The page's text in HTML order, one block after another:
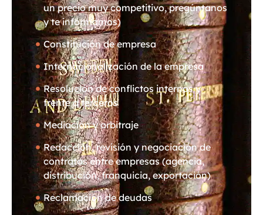
un precio muy competitivo, pregúntanos
y te informamos)
Constitución de empresa
Internacionalización de la empresa
Resolución de conflictos internos y
frente a terceros
Mediación y arbitraje
Redacción, revisión y negociación de
contratos entre empresas (agencia,
distribución, franquicia, exportación)
Reclamación de deudas